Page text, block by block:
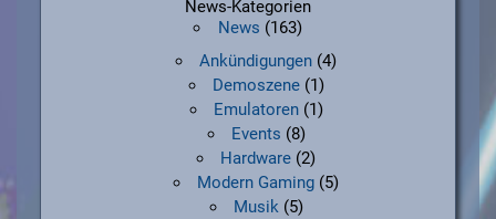
News-Kategorien
News (163)
Ankündigungen (4)
Demoszene(1)
Emulatoren(1)
Events (8)
Hardware (2)
Modern Gaming (5)
Musik(5)